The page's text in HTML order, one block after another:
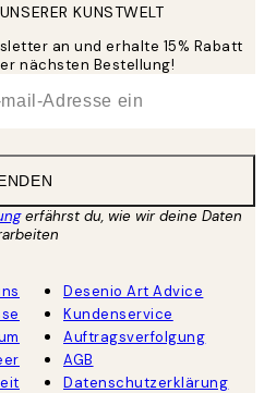
KUNSTWELT
an und erhalte 15% Rabatt
nächsten Bestellung!
erfährst du, wie wir deine Daten
Desenio Art Advice
Kundenservice
Auftragsverfolgung
AGB
Datenschutzerklärung